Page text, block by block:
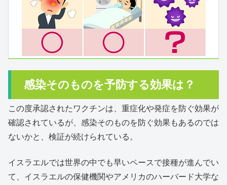
感染そのものを予防する効果は？
この度承認されたワクチンは、重症化や発症を防ぐ効果が
確認されているが、感染そのものを防ぐ効果もあるのでは
ないかと、検証が続けられている。
イスラエルでは世界の中でも早いペースで接種が進んでい
て、イスラエルの保健機関やアメリカのハーバード大学な